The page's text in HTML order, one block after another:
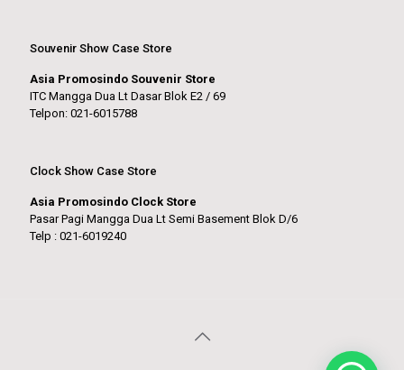
Souvenir Show Case Store
Asia Promosindo Souvenir Store
ITC Mangga Dua Lt Dasar Blok E2 / 69
Telpon: 021-6015788
Clock Show Case Store
Asia Promosindo Clock Store
Pasar Pagi Mangga Dua Lt Semi Basement Blok D/6
Telp : 021-6019240